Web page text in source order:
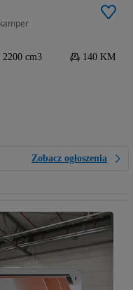
2200 cm3
140 KM
Zobacz ogłoszenia